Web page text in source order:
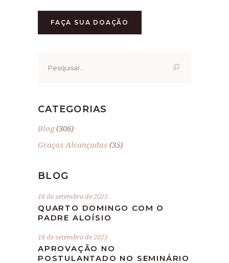
FAÇA SUA DOAÇÃO
por:
CATEGORIAS
Blog(306)
Graças Alcançadas (35)
BLOG
18 de setembro de 2025
QUARTO DOMINGO COM O
PADRE ALOÍSIO
16 de setembro de 2025
APROVAÇÃO NO
POSTULANTADO NO SEMINÁRIO